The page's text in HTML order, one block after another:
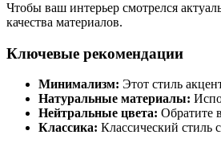
Чтобы ваш интерьер смотрелся
качества материалов.
Ключевые рекомендации
Минимализм: Этот стиль
Натуральные материалы:
Нейтральные цвета: Обратите
Классика: Классический стиль